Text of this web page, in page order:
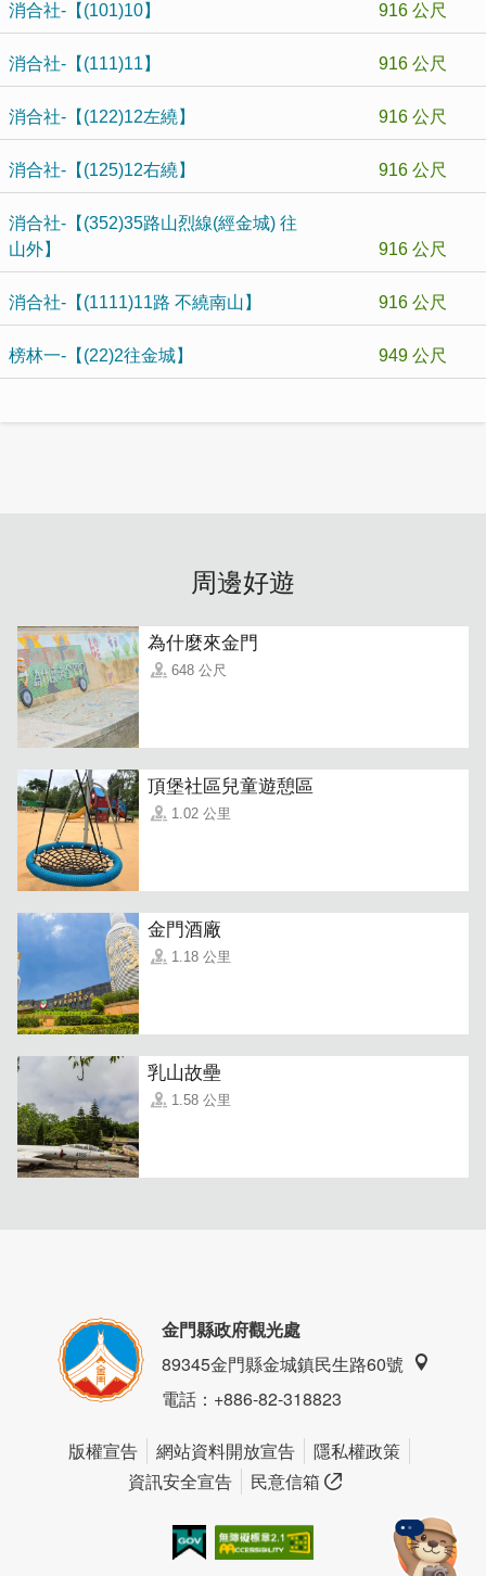
消合社-【(101)10】 916 公尺
消合社-【(111)11】 916 公尺
消合社-【(122)12左繞】 916 公尺
消合社-【(125)12右繞】 916 公尺
消合社-【(352)35路山烈線(經金城) 往
山外】
916 公尺
消合社-【(1111)11路 不繞南山】 916 公尺
榜林一-【(22)2往金城】 949 公尺
周邊好遊
為什麼來金門
648 公尺
頂堡社區兒童遊憩區
1.02 公里
金門酒廠
1.18 公里
乳山故壘
1.58 公里
金門縣政府觀光處
89345金門縣金城鎮民生路60號
電話：+886-82-318823
版權宣告 網站資料開放宣告
隱私權政策
資訊安全宣告
民意信箱